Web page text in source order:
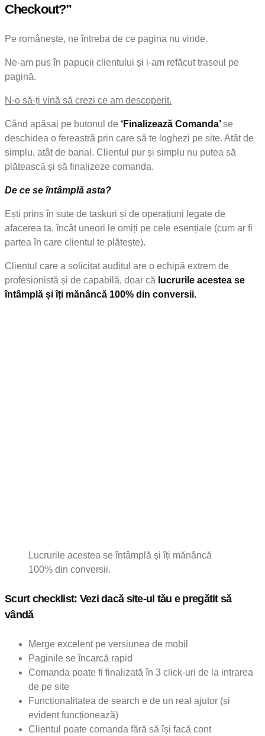
Checkout?”
Pe românește, ne întreba de ce pagina nu vinde.
Ne-am pus în papucii clientului și i-am refăcut traseul pe
pagină.
N-o să-ți vină să crezi ce am descoperit.
Când apăsai pe butonul de ‘Finalizează Comanda’se
deschidea o fereastră prin care să te loghezi pe site. Atât de
simplu, atât de banal. Clientul pur și simplu nu putea să
plătească și să finalizeze comanda.
De ce se întâmplă asta?
Ești prins în sute de taskuri și de operațiuni legate de
afacerea ta, încât uneori le omiți pe cele esențiale (cum ar fi
partea în care clientul te plătește).
Clientul care a solicitat auditul are o echipă extrem de
profesionistă și de capabilă, doar că lucrurile acestea se
întâmplă și îți mănâncă 100% din conversii.
Lucrurile acestea se întâmplă și îți mănâncă
100% din conversii.
Scurt checklist: Vezi dacă site-ul tău e pregătit să
vândă
Merge excelent pe versiunea de mobil
Paginile se încarcă rapid
Comanda poate fi finalizată în 3 click-uri de la intrarea
de pe site
Funcționalitatea de search e de un real ajutor (și
evident funcționează)
Clientul poate comanda fără să își facă cont